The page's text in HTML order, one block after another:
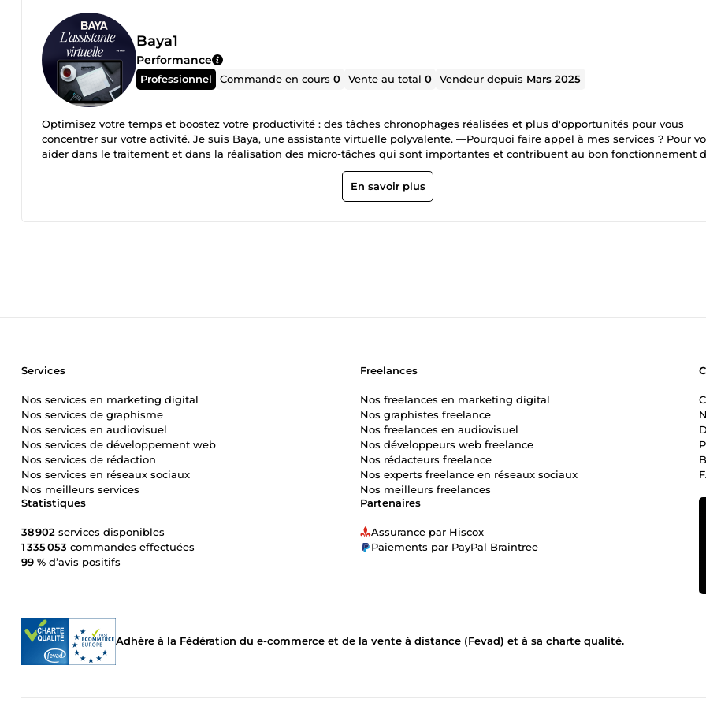
Baya1
Performance
Professionnel Commande en cours0 Vente au total0 Vendeur depuis Mars 2025
Optimisez votre temps et boostez votre productivité : des tâches chronophages réalisées et plus d'opportunités pour vous
concentrer sur votre activité. Je suis Baya, une assistante virtuelle polyvalente. —Pourquoi faire appel à mes services ? Pour
aider dans le traitement et dans la réalisation des micro-tâches qui sont importantes et contribuent au bon fonctionnement
votre entreprise et de vos projets, mais qui vous font perdre un temps précieux auquel vous pourriez le mettre sur votre
Qu'est-ce que vous y gagnez ? Une collaboration flexible et engagée, à l’écoute de vos besoins. Un gain de temps significatif :
jusqu’à 2 heures par jour retrouvées pour vous concentrer sur vos priorités. Une organisation optimale pour améliorer
En savoir plus
Partenaires
Assurance par Hiscox
Paiements par PayPal Braintree
Statistiques
38 902 services disponibles
1 335 053 commandes effectuées
99 % d’avis positifs
Services
Nos services en marketing digital
Nos services de graphisme
Nos services en audiovisuel
Nos services de développement web
Nos services de rédaction
Nos services en réseaux sociaux
Nos meilleurs services
Freelances
Nos freelances en marketing digital
Nos graphistes freelance
Nos freelances en audiovisuel
Nos développeurs web freelance
Nos rédacteurs freelance
Nos experts freelance en réseaux sociaux
Nos meilleurs freelances
Adhère à la Fédération du e-commerce et de la vente à distance (Fevad) et à sa charte qualité.